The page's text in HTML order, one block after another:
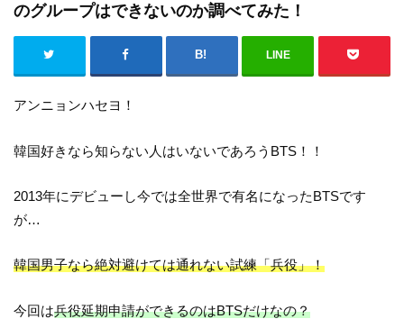
のグループはできないのか調べてみた！
LINE
アンニョンハセヨ！
韓国好きなら知らない人はいないであろうBTS！！
2013年にデビューし今では全世界で有名になったBTSです
が…
韓国男子なら絶対避けては通れない試練「兵役」！
今回は兵役延期申請ができるのはBTSだけなの？